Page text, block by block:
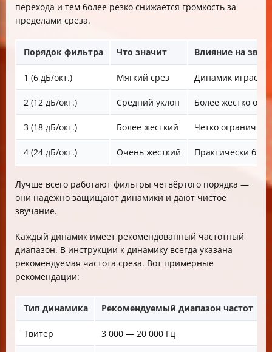
перехода и тем более резко снижается громкость за
пределами среза.
Порядок фильтра Что значит Влияние на звук
1 (6 дБ/окт.) Мягкий срез Динамик играет
2 (12 дБ/окт.) Средний уклон Более жестко
3 (18 дБ/окт.) Более жесткий Четко
4 (24 дБ/окт.) Очень жесткий Практически
Лучше всего работают фильтры четвёртого порядка —
они надёжно защищают динамики и дают чистое
звучание.
Каждый динамик имеет рекомендованный частотный
диапазон. В инструкции к динамику всегда указана
рекомендуемая частота среза. Вот примерные
рекомендации:
Тип динамика Рекомендуемый диапазон частот
Твитер 3 000 — 20 000 Гц